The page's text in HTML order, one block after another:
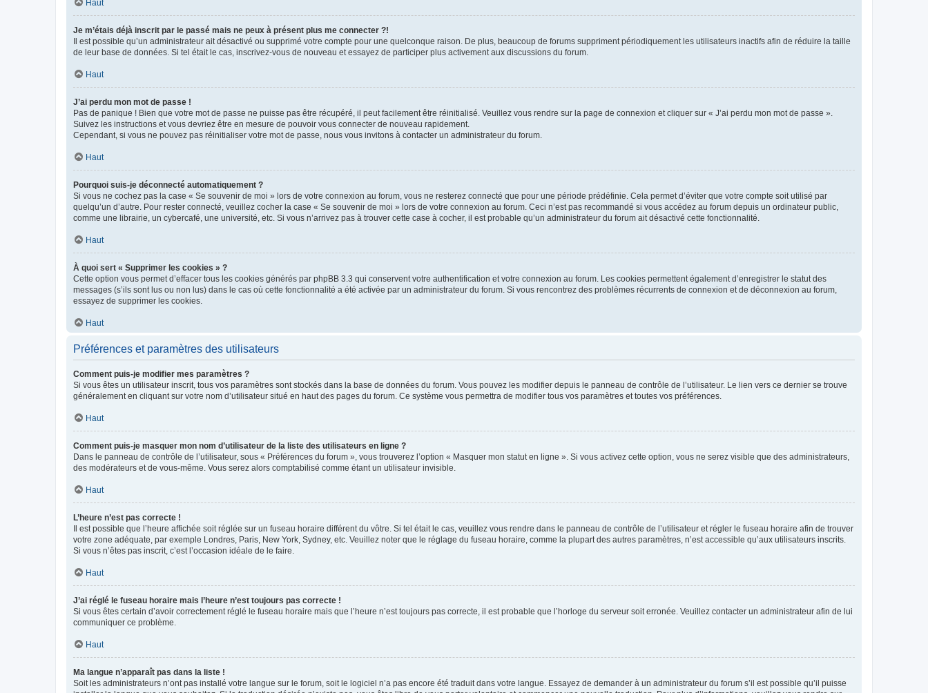
Haut
Je m’étais déjà inscrit par le passé mais ne peux à présent plus me connecter ?!
Il est possible qu’un administrateur ait désactivé ou supprimé votre compte pour une quelconque raison. De plus, beaucoup de forums suppriment périodiquement les utilisateurs inactifs afin de réduire la taille
de leur base de données. Si tel était le cas, inscrivez-vous de nouveau et essayez de participer plus activement aux discussions du forum.
Haut
J’ai perdu mon mot de passe !
Pas de panique ! Bien que votre mot de passe ne puisse pas être récupéré, il peut facilement être réinitialisé. Veuillez vous rendre sur la page de connexion et cliquer sur « J’ai perdu mon mot de passe ».
Suivez les instructions et vous devriez être en mesure de pouvoir vous connecter de nouveau rapidement.
Cependant, si vous ne pouvez pas réinitialiser votre mot de passe, nous vous invitons à contacter un administrateur du forum.
Haut
Pourquoi suis-je déconnecté automatiquement ?
Si vous ne cochez pas la case « Se souvenir de moi » lors de votre connexion au forum, vous ne resterez connecté que pour une période prédéfinie. Cela permet d’éviter que votre compte soit utilisé par
quelqu’un d’autre. Pour rester connecté, veuillez cocher la case « Se souvenir de moi » lors de votre connexion au forum. Ceci n’est pas recommandé si vous accédez au forum depuis un ordinateur public,
comme une librairie, un cybercafé, une université, etc. Si vous n’arrivez pas à trouver cette case à cocher, il est probable qu’un administrateur du forum ait désactivé cette fonctionnalité.
Haut
À quoi sert « Supprimer les cookies » ?
Cette option vous permet d’effacer tous les cookies générés par phpBB 3.3 qui conservent votre authentification et votre connexion au forum. Les cookies permettent également d’enregistrer le statut des
messages (s’ils sont lus ou non lus) dans le cas où cette fonctionnalité a été activée par un administrateur du forum. Si vous rencontrez des problèmes récurrents de connexion et de déconnexion au forum,
essayez de supprimer les cookies.
Haut
Préférences et paramètres des utilisateurs
Comment puis-je modifier mes paramètres ?
Si vous êtes un utilisateur inscrit, tous vos paramètres sont stockés dans la base de données du forum. Vous pouvez les modifier depuis le panneau de contrôle de l’utilisateur. Le lien vers ce dernier se trouve
généralement en cliquant sur votre nom d’utilisateur situé en haut des pages du forum. Ce système vous permettra de modifier tous vos paramètres et toutes vos préférences.
Haut
Comment puis-je masquer mon nom d’utilisateur de la liste des utilisateurs en ligne ?
Dans le panneau de contrôle de l’utilisateur, sous « Préférences du forum », vous trouverez l’option « Masquer mon statut en ligne ». Si vous activez cette option, vous ne serez visible que des administrateurs,
des modérateurs et de vous-même. Vous serez alors comptabilisé comme étant un utilisateur invisible.
Haut
L’heure n’est pas correcte !
Il est possible que l’heure affichée soit réglée sur un fuseau horaire différent du vôtre. Si tel était le cas, veuillez vous rendre dans le panneau de contrôle de l’utilisateur et régler le fuseau horaire afin de trouver
votre zone adéquate, par exemple Londres, Paris, New York, Sydney, etc. Veuillez noter que le réglage du fuseau horaire, comme la plupart des autres paramètres, n’est accessible qu’aux utilisateurs inscrits.
Si vous n’êtes pas inscrit, c’est l’occasion idéale de le faire.
Haut
J’ai réglé le fuseau horaire mais l’heure n’est toujours pas correcte !
Si vous êtes certain d’avoir correctement réglé le fuseau horaire mais que l’heure n’est toujours pas correcte, il est probable que l’horloge du serveur soit erronée. Veuillez contacter un administrateur afin de lui
communiquer ce problème.
Haut
Ma langue n’apparaît pas dans la liste !
Soit les administrateurs n’ont pas installé votre langue sur le forum, soit le logiciel n’a pas encore été traduit dans votre langue. Essayez de demander à un administrateur du forum s’il est possible qu’il puisse